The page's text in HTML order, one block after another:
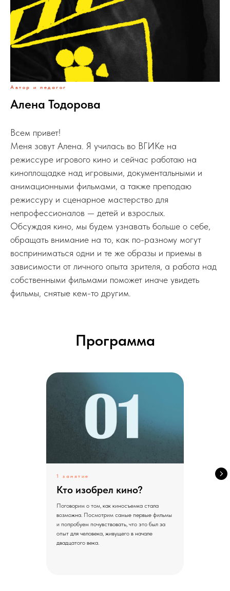
Автор и педагог
Алена Тодорова
Всем привет!
Меня зовут Алена. Я училась во ВГИКе на
режиссуре игрового кино и сейчас работаю на
киноплощадке над игровыми, документальными и
анимационными фильмами, а также преподаю
режиссуру и сценарное мастерство для
непрофессионалов — детей и взрослых.
Обсуждая кино, мы будем узнавать больше о себе,
обращать внимание на то, как по-разному могут
восприниматься одни и те же образы и приемы в
зависимости от личного опыта зрителя, а работа над
собственными фильмами поможет иначе увидеть
фильмы, снятые кем-то другим.
Программа
1 занятие
Кто изобрел кино?
Поговорим о том, как киносъемка стала
возможна. Посмотрим самые первые фильмы
и попробуем почувствовать, что это был за
опыт для человека, живущего в начале
двадцатого века.